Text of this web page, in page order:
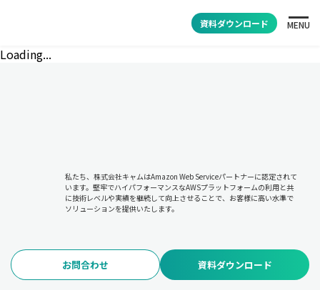
資料ダウンロード MENU
Loading...
私たち、株式会社キャムはAmazon Web Serviceパートナーに認定されて
います。堅牢でハイパフォーマンスなAWSプラットフォームの利用と共
に技術レベルや実績を継続して向上させることで、お客様に高い水準で
ソリューションを提供いたします。
お問合わせ 資料ダウンロード